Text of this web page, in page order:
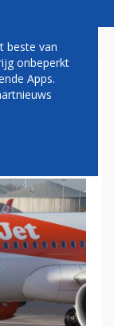
beste van
onbeperkt
Apps.